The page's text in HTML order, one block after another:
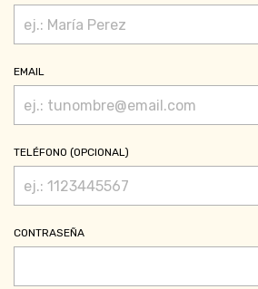
EMAIL
TELÉFONO (OPCIONAL)
CONTRASEÑA